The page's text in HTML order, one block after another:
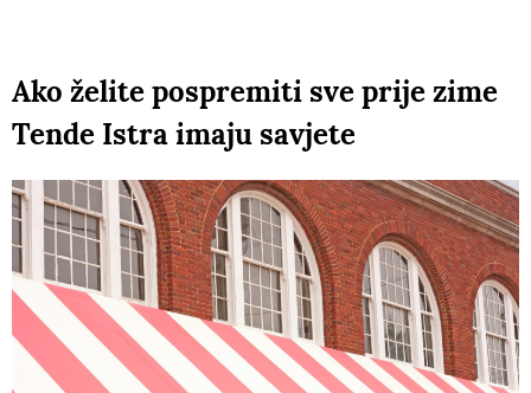
Ako želite pospremiti sve prije zime
Tende Istra imaju savjete